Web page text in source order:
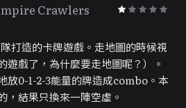
Crawlers
造的卡牌遊戲。走地圖的時候視
遊戲了，為什麼要走地圖呢？）。
放0-1-2-3能量的牌造成combo。本
，結果只換來一陣空虛。